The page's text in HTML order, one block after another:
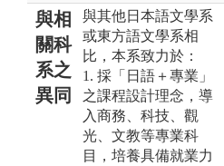
與相
關科
系之
異同
與其他日本語文學系
或東方語文學系相
比，本系致力於：
1. 採「日語＋專業」
之課程設計理念，導
入商務、科技、觀
光、文教等專業科
目，培養具備就業力